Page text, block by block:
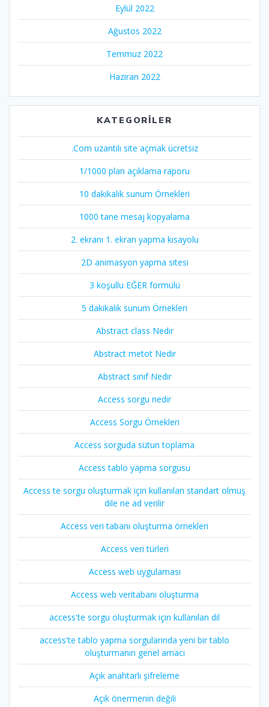
Eylül 2022
Ağustos 2022
Temmuz 2022
Haziran 2022
KATEGORILER
.Com uzantılı site açmak ücretsiz
1/1000 plan açıklama raporu
10 dakikalık sunum Örnekleri
1000 tane mesaj kopyalama
2. ekranı 1. ekran yapma kısayolu
2D animasyon yapma sitesi
3 koşullu EĞER formülü
5 dakikalık sunum Örnekleri
Abstract class Nedir
Abstract metot Nedir
Abstract sınıf Nedir
Access sorgu nedir
Access Sorgu Örnekleri
Access sorguda sütun toplama
Access tablo yapma sorgusu
Access te sorgu oluşturmak için kullanılan standart olmuş
dile ne ad verilir
Access veri tabanı oluşturma örnekleri
Access veri türleri
Access web uygulaması
Access web veritabanı oluşturma
access'te sorgu oluşturmak için kullanılan dil
access'te tablo yapma sorgularında yeni bir tablo
oluşturmanın genel amacı
Açık anahtarlı şifreleme
Açık önermenin değili